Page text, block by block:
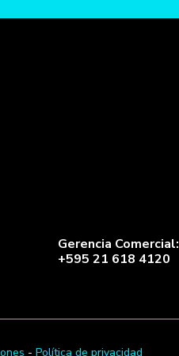
Gerencia Comercial:
+595 21 618 4120
- Política de privacidad